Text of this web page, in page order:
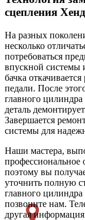
сцепления
На разных
несколько
потребоваться
впускной системы
бачка
педали. После
главного
деталь
Завершается
системы для
Наши мастера,
профессиональное
поэтому вы
уточнить полную
главного
позвоните нам.
другая информация